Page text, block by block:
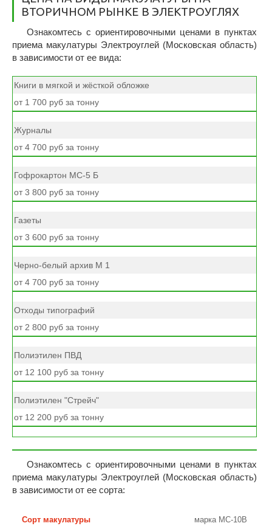
ВТОРИЧНОМ РЫНКЕ В ЭЛЕКТРОУГЛЯХ
Ознакомтесь с ориентировочными ценами в пунктах
приема макулатуры Электроуглей (Московская область)
в зависимости от ее вида:
Книги в мягкой и жёсткой обложке
от 1 700 руб за тонну
Журналы
от 4 700 руб за тонну
Гофрокартон МС-5 Б
от 3 800 руб за тонну
Газеты
от 3 600 руб за тонну
Черно-белый архив М 1
от 4 700 руб за тонну
Отходы типографий
от 2 800 руб за тонну
Полиэтилен ПВД
от 12 100 руб за тонну
Полиэтилен "Стрейч"
от 12 200 руб за тонну
Ознакомтесь с ориентировочными ценами в пунктах
приема макулатуры Электроуглей (Московская область)
в зависимости от ее сорта:
марка МС-10В